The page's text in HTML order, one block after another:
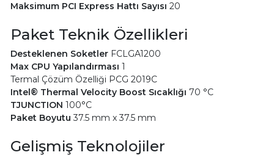
Maksimum PCI Express Hattı Sayısı 20
Paket Teknik Özellikleri
Desteklenen SoketlerFCLGA1200
Max CPU Yapılandırması 1
Termal Çözüm Özelliği PCG 2019C
Intel® Thermal Velocity Boost Sıcaklığı 70 °C
TJUNCTION 100°C
Paket Boyutu 37.5 mm x 37.5 mm
Gelişmiş Teknolojiler